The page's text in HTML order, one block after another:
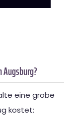
eine grobe
kostet: